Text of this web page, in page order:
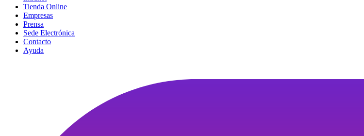
Tienda Online
Empresas
Prensa
Sede Electrónica
Contacto
Ayuda